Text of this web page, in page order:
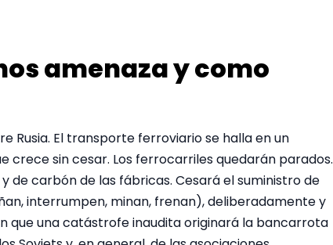
amenaza y como
Rusia. El transporte ferroviario se halla en un
crece sin cesar. Los ferrocarriles quedarán parados.
de carbón de las fábricas. Cesará el suministro de
interrumpen, minan, frenan), deliberadamente y
que una catástrofe inaudita originará la bancarrota